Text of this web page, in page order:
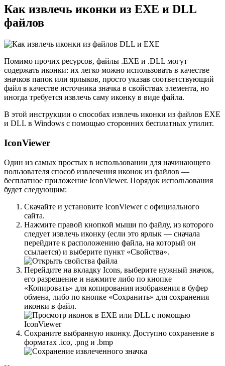
Как извлечь иконки из EXE и DLL
файлов
Помимо прочих ресурсов, файлы .EXE и .DLL могут
содержать иконки: их легко можно использовать в качестве
значков папок или ярлыков, просто указав соответствующий
файл в качестве источника значка в свойствах элемента, но
иногда требуется извлечь саму иконку в виде файла.
В этой инструкции о способах извлечь иконки из файлов EXE
и DLL в Windows с помощью сторонних бесплатных утилит.
IconViewer
Один из самых простых в использовании для начинающего
пользователя способ извлечения иконок из файлов —
бесплатное приложение IconViewer. Порядок использования
будет следующим:
Скачайте и установите IconViewer с официального
сайта.
Нажмите правой кнопкой мыши по файлу, из которого
следует извлечь иконку (если это ярлык — сначала
перейдите к расположению файла, на который он
ссылается) и выберите пункт «Свойства».
Перейдите на вкладку Icons, выберите нужный значок,
его разрешение и нажмите либо по кнопке
«Копировать» для копирования изображения в буфер
обмена, либо по кнопке «Сохранить» для сохранения
иконки в файл.
Сохраните выбранную иконку. Доступно сохранение в
форматах .ico, .png и .bmp